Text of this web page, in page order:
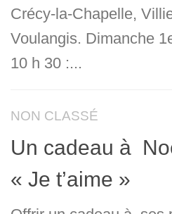
Crécy-la-Chapelle,
Voulangis. Dimanche
10 h 30 :...
NON CLASSÉ
Un cadeau à
« Je t’aime »